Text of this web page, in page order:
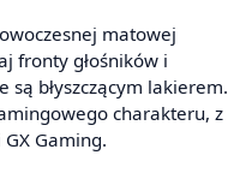
matowej
fronty głośników i
są błyszczącym lakierem.
charakteru, z
Gaming.